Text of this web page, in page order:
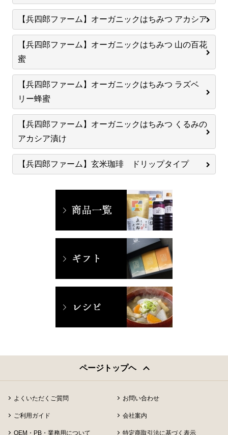
【兵四郎ファーム】オーガニックはちみつ アカシア
【兵四郎ファーム】オーガニックはちみつ 山の百花
蜜
【兵四郎ファーム】オーガニックはちみつ ラズベ
リー蜂蜜
【兵四郎ファーム】オーガニックはちみつ くるみの
アカシア漬け
【兵四郎ファーム】玄米珈琲 ドリップタイプ
ページトップヘ
よくいただくご質問 お問い合わせ
ご利用ガイド 会社案内
OEM・PB・業務用について 特定商取引法に基づく表示